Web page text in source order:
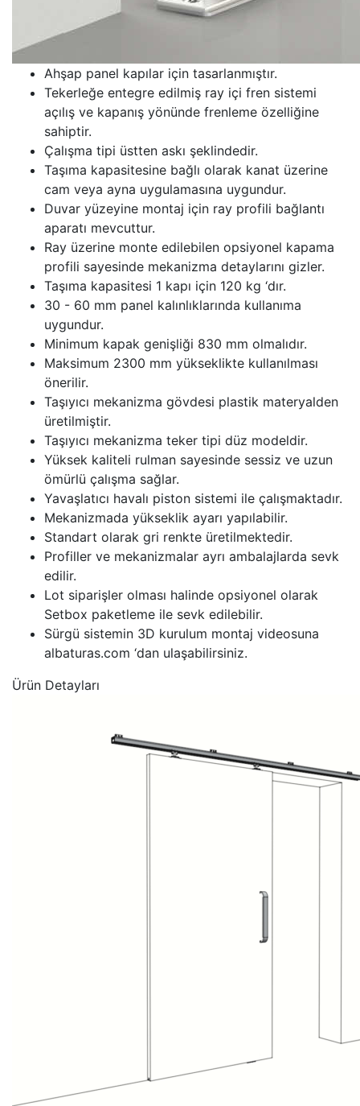
Ahşap panel kapılar için tasarlanmıştır.
Tekerleğe entegre edilmiş ray içi fren sistemi
açılış ve kapanış yönünde frenleme özelliğine
sahiptir.
Çalışma tipi üstten askı şeklindedir.
Taşıma kapasitesine bağlı olarak kanat üzerine
cam veya ayna uygulamasına uygundur.
Duvar yüzeyine montaj için ray profili bağlantı
aparatı mevcuttur.
Ray üzerine monte edilebilen opsiyonel kapama
profili sayesinde mekanizma detaylarını gizler.
Taşıma kapasitesi 1 kapı için 120 kg ‘dır.
30 - 60 mm panel kalınlıklarında kullanıma
uygundur.
Minimum kapak genişliği 830 mm olmalıdır.
Maksimum 2300 mm yükseklikte kullanılması
önerilir.
Taşıyıcı mekanizma gövdesi plastik materyalden
üretilmiştir.
Taşıyıcı mekanizma teker tipi düz modeldir.
Yüksek kaliteli rulman sayesinde sessiz ve uzun
ömürlü çalışma sağlar.
Yavaşlatıcı havalı piston sistemi ile çalışmaktadır.
Mekanizmada yükseklik ayarı yapılabilir.
Standart olarak gri renkte üretilmektedir.
Profiller ve mekanizmalar ayrı ambalajlarda sevk
edilir.
Lot siparişler olması halinde opsiyonel olarak
Setbox paketleme ile sevk edilebilir.
Sürgü sistemin 3D kurulum montaj videosuna
albaturas.com ‘dan ulaşabilirsiniz.
Ürün Detayları